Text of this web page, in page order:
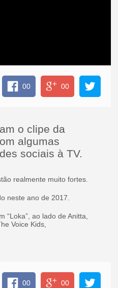
00 00
o clipe da
algumas
sociais à TV.
realmente muito fortes.
neste ano de 2017.
“Loka”, ao lado de Anitta,
Voice Kids,
00 00